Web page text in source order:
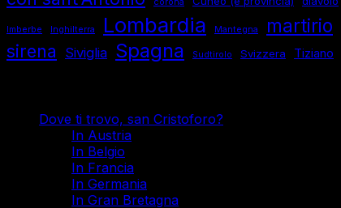
Imberbe Inghilterra Lombardia Mantegna martirio
sirena
Siviglia Spagna Sudtirolo Svizzera Tiziano
Dove ti trovo, san Cristoforo?
In Austria
In Belgio
In Francia
In Germania
In Gran Bretagna